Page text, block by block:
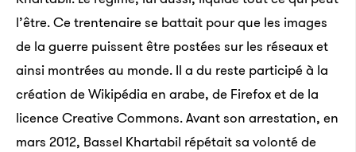
l’être. Ce trentenaire se battait pour que les images
de la guerre puissent être postées sur les réseaux et
ainsi montrées au monde. Il a du reste participé à la
création de Wikipédia en arabe, de Firefox et de la
licence Creative Commons. Avant son arrestation, en
mars 2012, Bassel Khartabil répétait sa volonté de